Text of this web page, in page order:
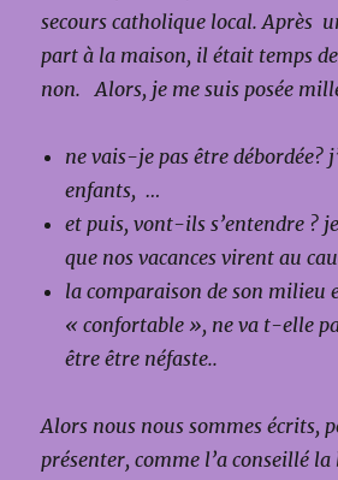
secours catholique local. Après
part à la maison, il était temps
non. Alors, je me suis posée
ne vais-je pas être débordée?
enfants, …
et puis, vont-ils s’entendre ?
que nos vacances virent au
la comparaison de son milieu
« confortable », ne va t-elle
être être néfaste..
Alors nous nous sommes écrits,
présenter, comme l’a conseillé la